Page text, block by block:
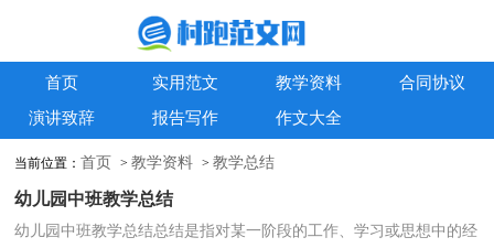
首页 实用范文 教学资料
合同协议
演讲致辞
报告写作 作文大全
当前位置：首页 >教学资料 >教学总结
幼儿园中班教学总结
幼儿园中班教学总结总结是指对某一阶段的工作、学习或思想中的经